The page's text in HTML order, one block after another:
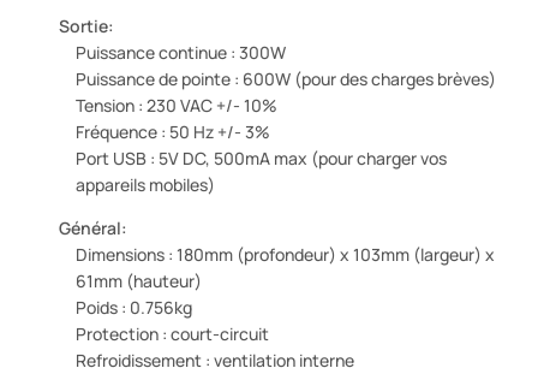
Sortie:
Puissance continue : 300W
Puissance de pointe : 600W (pour des charges brèves)
Tension : 230 VAC +/- 10%
Fréquence : 50 Hz +/- 3%
Port USB : 5V DC, 500mA max (pour charger vos
appareils mobiles)
Général:
Dimensions : 180mm (profondeur) x 103mm (largeur) x
61mm (hauteur)
Poids : 0.756kg
Protection : court-circuit
Refroidissement : ventilation interne